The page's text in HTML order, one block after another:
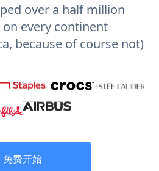
over a half million
on every continent
because of course not)
免费开始